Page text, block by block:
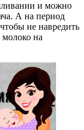
и можно
А на период
не навредить
молоко на